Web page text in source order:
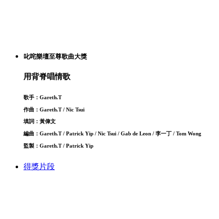
叱咤樂壇至尊歌曲大獎
用背脊唱情歌
歌手：Gareth.T
作曲：Gareth.T / Nic Tsui
填詞：黃偉文
編曲：Gareth.T / Patrick Yip / Nic Tsui / Gab de Leon / 李一丁 / Tom Wong
監製：Gareth.T / Patrick Yip
得獎片段